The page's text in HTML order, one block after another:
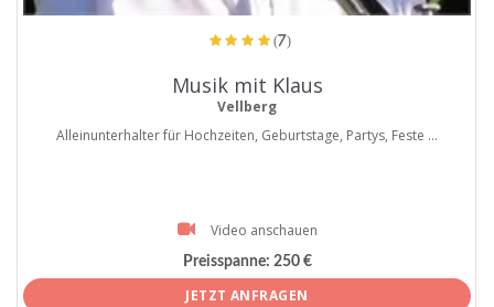
(7)
Musik mit Klaus
Vellberg
Alleinunterhalter für Hochzeiten, Geburtstage, Partys, Feste ...
Video anschauen
Preisspanne: 250 €
JETZT ANFRAGEN